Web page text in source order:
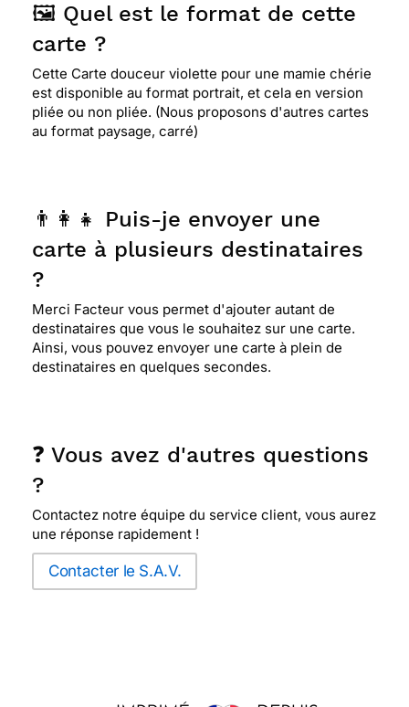
🖼️ Quel est le format de cette
carte ?
Cette Carte douceur violette pour une mamie chérie
est disponible au format portrait, et cela en version
pliée ou non pliée. (Nous proposons d'autres cartes
au format paysage, carré)
👨‍👩‍👧 Puis-je envoyer une
carte à plusieurs destinataires
?
Merci Facteur vous permet d'ajouter autant de
destinataires que vous le souhaitez sur une carte.
Ainsi, vous pouvez envoyer une carte à plein de
destinataires en quelques secondes.
❓ Vous avez d'autres questions
?
Contactez notre équipe du service client, vous aurez
une réponse rapidement !
Contacter le S.A.V.